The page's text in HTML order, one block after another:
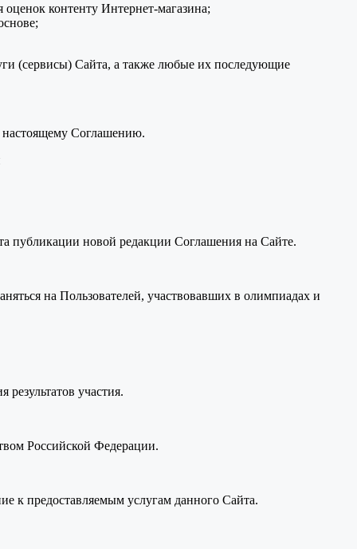
контенту Интернет-магазина;
(сервисы) Сайта, а также любые их последующие
настоящему Соглашению.
публикации новой редакции Соглашения на Сайте.
на Пользователей, участвовавших в олимпиадах и
участия.
Российской Федерации.
к предоставляемым услугам данного Сайта.